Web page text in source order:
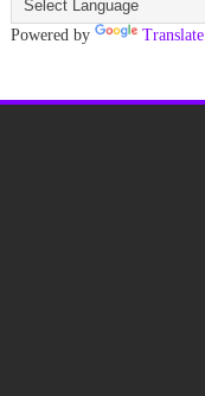
Powered by Translate